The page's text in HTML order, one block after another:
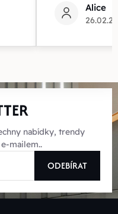
Alice
nabídky, trendy
mailem..
ODEBÍRAT